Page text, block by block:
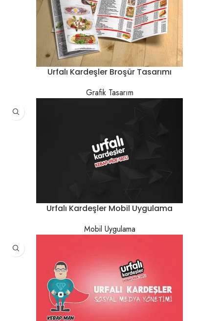
Urfalı Kardeşler Broşür Tasarımı
Grafik Tasarım
Urfalı Kardeşler Mobil Uygulama
Mobil Uygulama